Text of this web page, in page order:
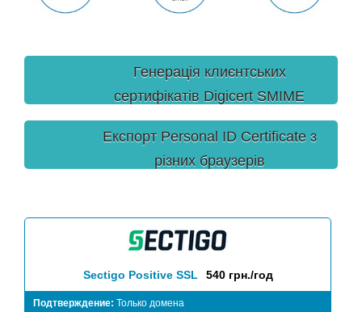
Генерація клиєнтських
сертифікатів Digicert SMIME
Personal ID Certificate
Експорт Personal ID Certificate з
різних браузерів
Sectigo Positive SSL 540 грн./год
Подтверждение: Только домена